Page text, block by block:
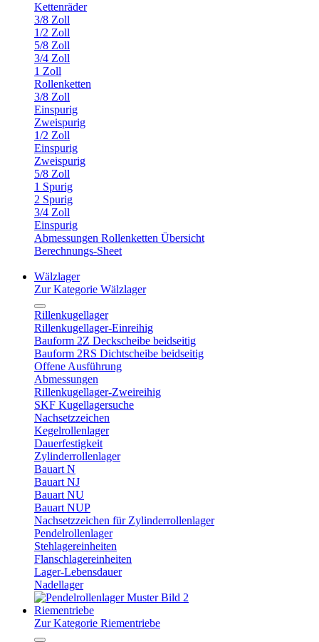
Kettenräder
3/8 Zoll
1/2 Zoll
5/8 Zoll
3/4 Zoll
1 Zoll
Rollenketten
3/8 Zoll
Einspurig
Zweispurig
1/2 Zoll
Einspurig
Zweispurig
5/8 Zoll
1 Spurig
2 Spurig
3/4 Zoll
Einspurig
Abmessungen Rollenketten Übersicht
Berechnungs-Sheet
Wälzlager
Zur Kategorie Wälzlager
Rillenkugellager
Rillenkugellager-Einreihig
Bauform 2Z Deckscheibe beidseitig
Bauform 2RS Dichtscheibe beidseitig
Offene Ausführung
Abmessungen
Rillenkugellager-Zweireihig
SKF Kugellagersuche
Nachsetzzeichen
Kegelrollenlager
Dauerfestigkeit
Zylinderrollenlager
Bauart N
Bauart NJ
Bauart NU
Bauart NUP
Nachsetzzeichen für Zylinderrollenlager
Pendelrollenlager
Stehlagereinheiten
Flanschlagereinheiten
Lager-Lebensdauer
Nadellager
Riementriebe
Zur Kategorie Riementriebe